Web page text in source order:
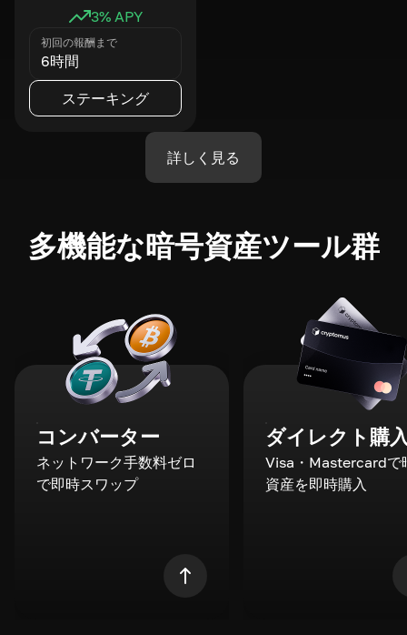
3% APY
初回の報酬まで
6時間
ステーキング
詳しく見る
多機能な暗号資産ツール群
コンバーター
ネットワーク手数料ゼロ
で即時スワップ
ダイレクト購
Visa・Mastercardで
資産を即時購入